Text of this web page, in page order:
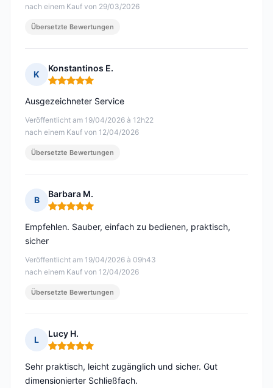
nach einem Kauf von 29/03/2026
Übersetzte Bewertungen
K
Konstantinos E.
Hinweis: 5 von 5
Veröffentlicht am 19/04/2026 à 12h22
nach einem Kauf von 12/04/2026
Ausgezeichneter Service
Übersetzte Bewertungen
B
Barbara M.
Hinweis: 5 von 5
Veröffentlicht am 19/04/2026 à 09h43
nach einem Kauf von 12/04/2026
Empfehlen. Sauber, einfach zu bedienen, praktisch,
sicher
Übersetzte Bewertungen
L
Lucy H.
Hinweis: 5 von 5
Sehr praktisch, leicht zugänglich und sicher. Gut
dimensionierter Schließfach.